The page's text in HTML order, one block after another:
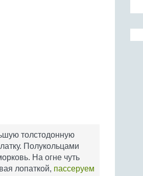
толстодонную
Полукольцами
На огне чуть
лопаткой, пассеруем